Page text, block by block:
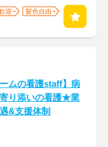
迎
髪色自由
ームの看護staff】病
り添いの看護★業
&支援体制